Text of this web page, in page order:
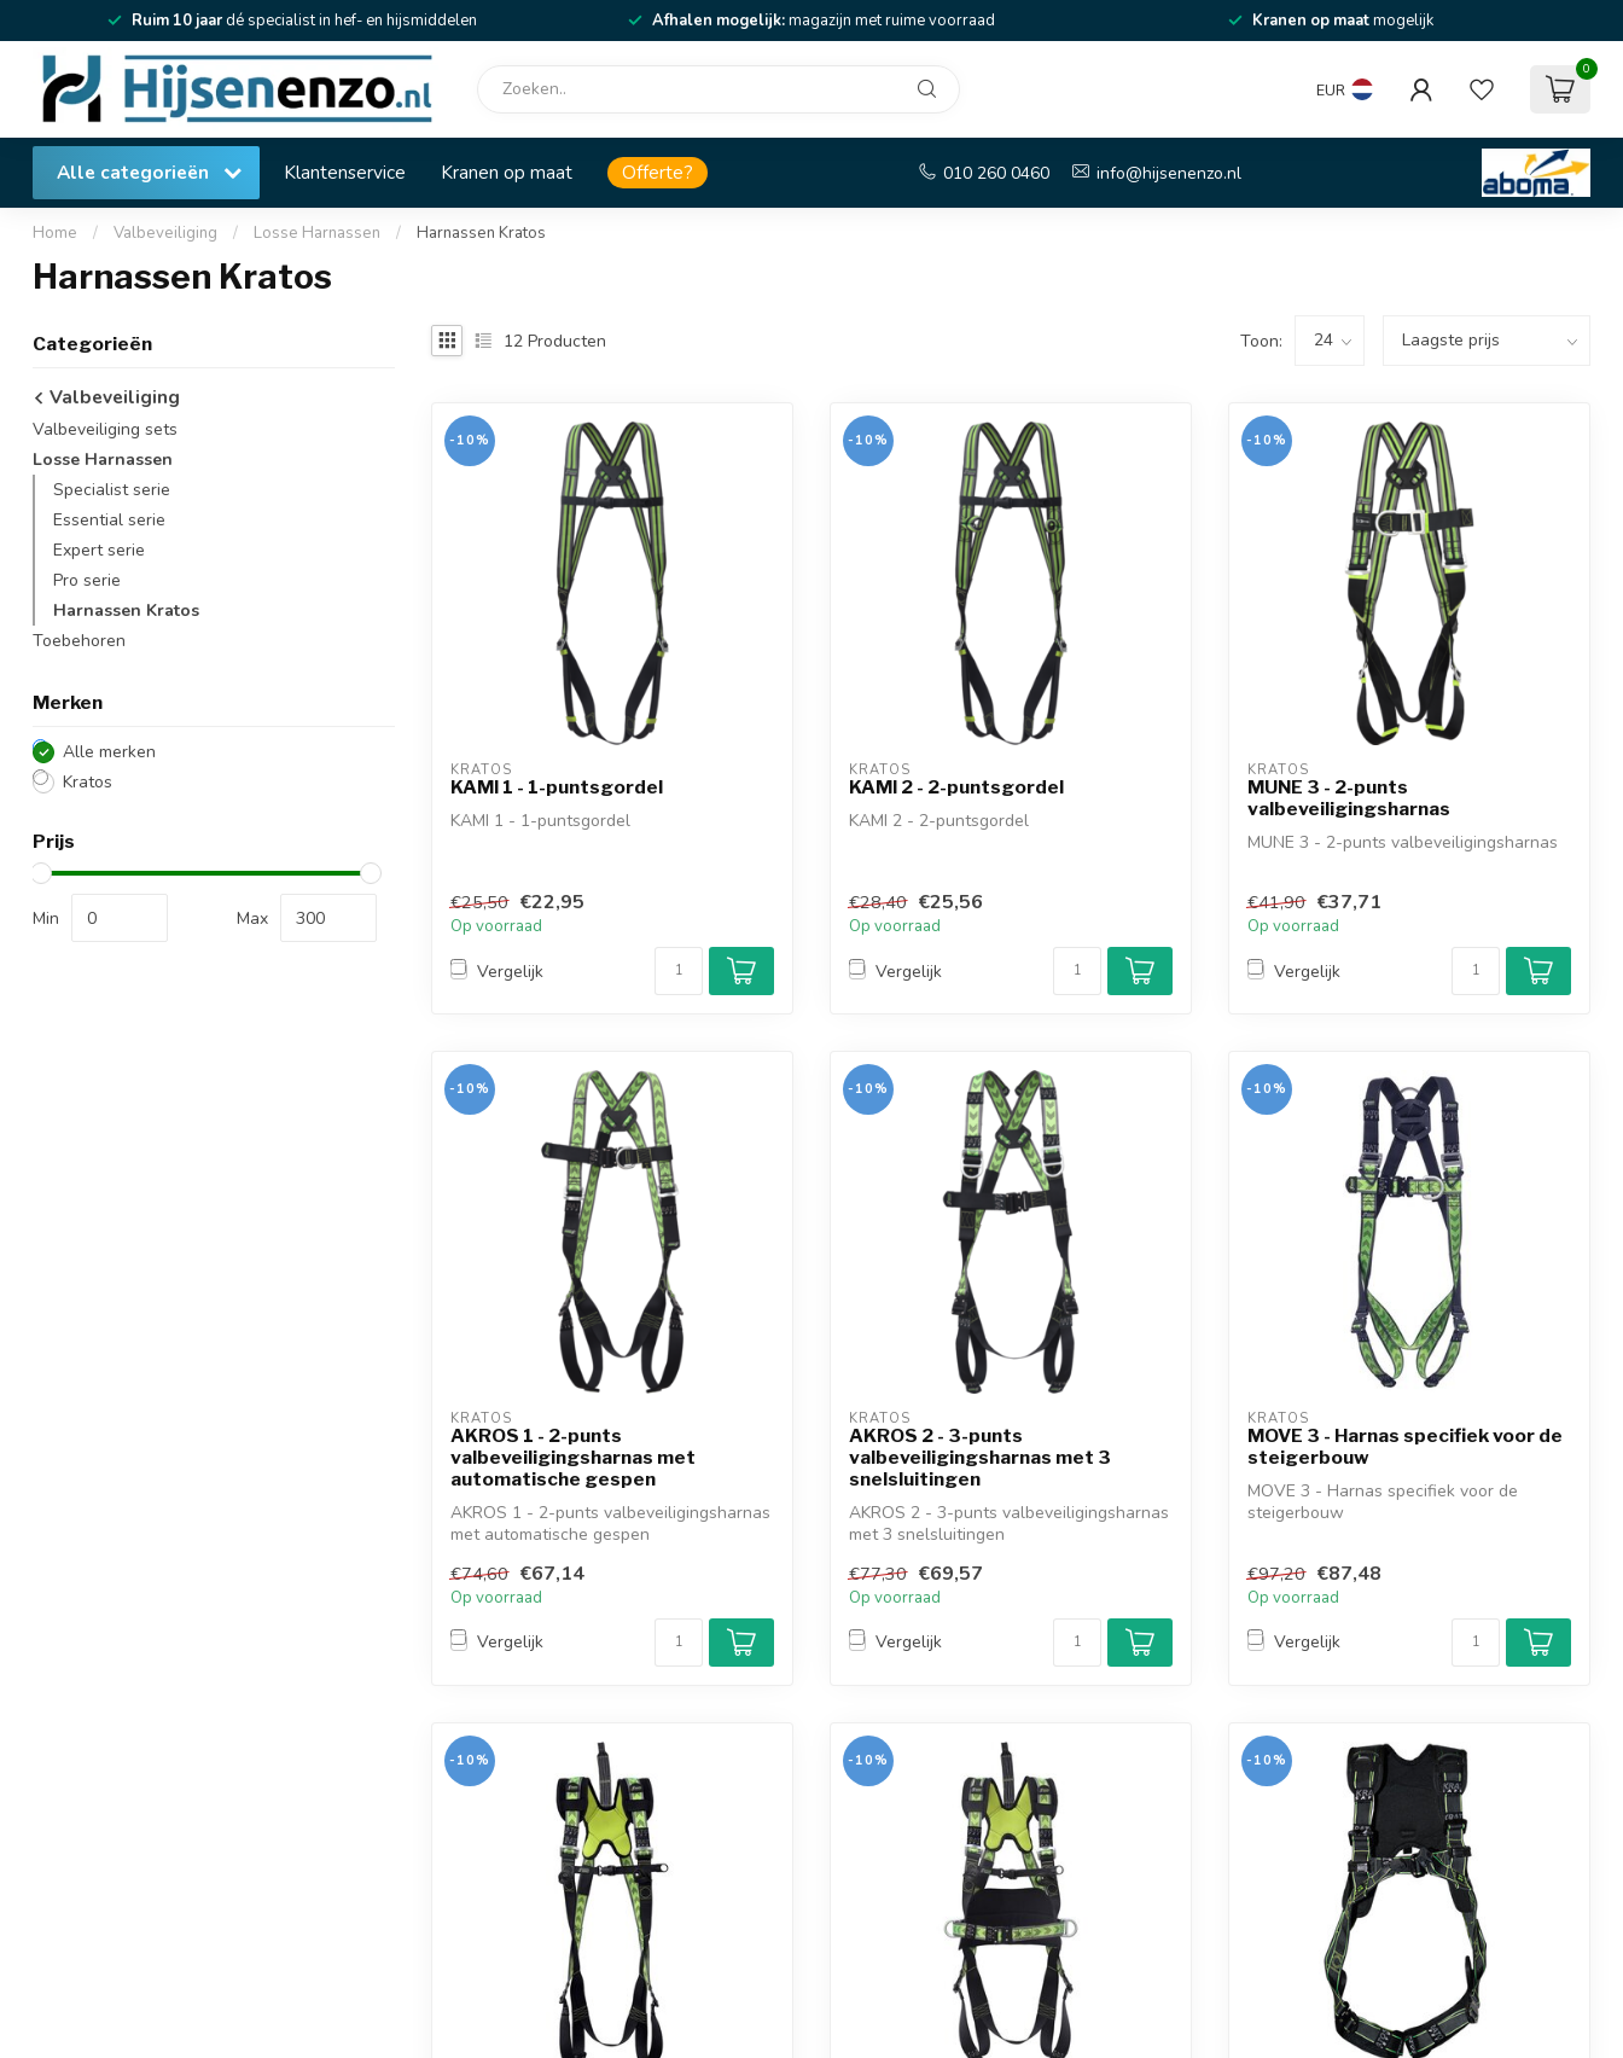
Ruim 10 jaardé specialist in hef- en hijsmiddelen Afhalen mogelijk:magazijn met ruime voorraad Kranen op maatmogelijk
EUR
0
Alle categorieën Klantenservice Kranen op maat Offerte? 010 260 0460 info@hijsenenzo.nl
Home / Valbeveiliging / Losse Harnassen / Harnassen Kratos
Harnassen Kratos
Categorieën
Valbeveiliging
Valbeveiliging sets
Losse Harnassen
Specialist serie
Essential serie
Expert serie
Pro serie
Harnassen Kratos
Toebehoren
Merken
Alle merken
Kratos
Prijs
Min Max
12 Producten Toon:
-10%
KRATOS
KAMI 1 - 1-puntsgordel
KAMI 1 - 1-puntsgordel
€25,50 €22,95
Op voorraad
Vergelijk
-10%
KRATOS
KAMI 2 - 2-puntsgordel
KAMI 2 - 2-puntsgordel
€28,40 €25,56
Op voorraad
Vergelijk
-10%
KRATOS
MUNE 3 - 2-punts
valbeveiligingsharnas
MUNE 3 - 2-punts valbeveiligingsharnas
€41,90 €37,71
Op voorraad
Vergelijk
-10%
KRATOS
AKROS 1 - 2-punts
valbeveiligingsharnas met
automatische gespen
AKROS 1 - 2-punts valbeveiligingsharnas
met automatische gespen
€74,60 €67,14
Op voorraad
Vergelijk
-10%
KRATOS
AKROS 2 - 3-punts
valbeveiligingsharnas met 3
snelsluitingen
AKROS 2 - 3-punts valbeveiligingsharnas
met 3 snelsluitingen
€77,30 €69,57
Op voorraad
Vergelijk
-10%
KRATOS
MOVE 3 - Harnas specifiek voor de
steigerbouw
MOVE 3 - Harnas specifiek voor de
steigerbouw
€97,20 €87,48
Op voorraad
Vergelijk
-10% -10% -10%